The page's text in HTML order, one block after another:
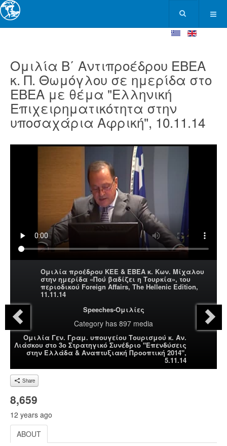
Ομιλία Β΄ Αντιπροέδρου ΕΒΕΑ
κ. Π. Θωμόγλου σε ημερίδα στο
ΕΒΕΑ με θέμα "Ελληνική
Επιχειρηματικότητα στην
υποσαχάρια Αφρική", 10.11.14
Ομιλία προέδρου ΚΕΕ & ΕΒΕΑ κ. Κων. Μίχαλου
στην ημερίδα «Πού βαδίζει η Τουρκία», του
περιοδικού Foreign Affairs, The Hellenic Edition,
11.11.14
Speeches-Ομιλίες
Category has 897 media
Ομιλία Γεν. Γραμ. υπουγείου Τουρισμού κ. Αν.
Λιάσκου στο 3ο Στρατηγικό Συνέδριο "Επενδύσεις
στην Ελλάδα & Αναπτυξιακή Προοπτική 2014",
5.11.14
Share
8,659
12 years ago
ABOUT